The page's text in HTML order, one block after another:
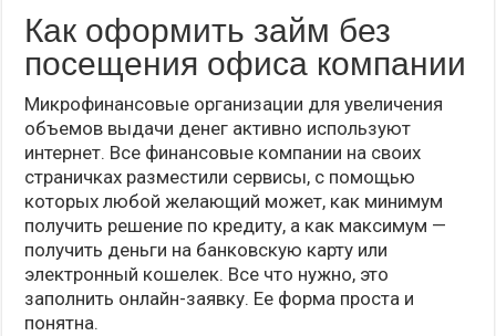
Как оформить займ без
посещения офиса компании
Микрофинансовые организации для увеличения
объемов выдачи денег активно используют
интернет. Все финансовые компании на своих
страничках разместили сервисы, с помощью
которых любой желающий может, как минимум
получить решение по кредиту, а как максимум —
получить деньги на банковскую карту или
электронный кошелек. Все что нужно, это
заполнить онлайн-заявку. Ее форма проста и
понятна.